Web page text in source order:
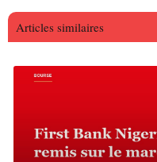
Articles similaires